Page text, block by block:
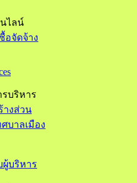
ไลน์
อจัดจ้าง
รบริหาร
างส่วน
บาลเมือง
ผู้บริหาร